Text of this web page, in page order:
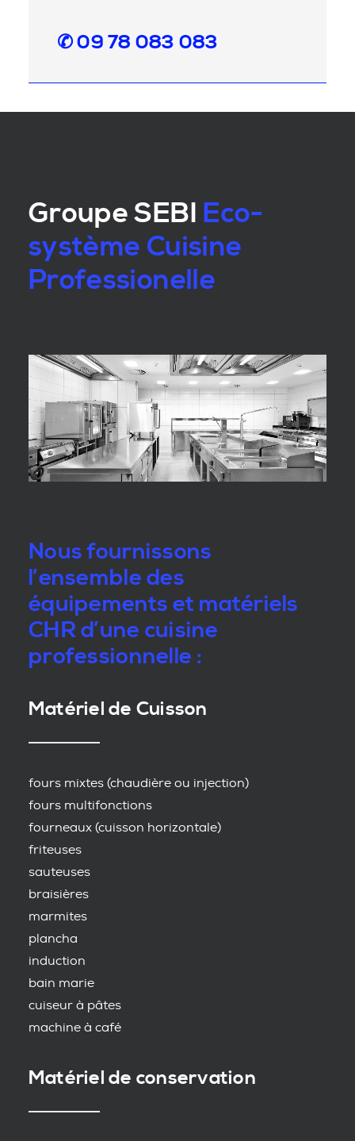
✆ 09 78 083 083
Groupe SEBI Eco-
système Cuisine
Professionelle
Nous fournissons
l’ensemble des
équipements et matériels
CHR d’une cuisine
professionnelle :
Matériel de Cuisson
fours mixtes (chaudière ou injection)
fours multifonctions
fourneaux (cuisson horizontale)
friteuses
sauteuses
braisières
marmites
plancha
induction
bain marie
cuiseur à pâtes
machine à café
Matériel de conservation